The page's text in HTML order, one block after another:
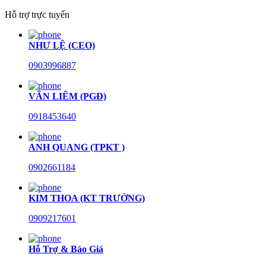
Hỗ trợ trực tuyến
NHƯ LỆ (CEO)
0903996887
VĂN LIÊM (PGĐ)
0918453640
ANH QUANG (TPKT )
0902661184
KIM THOA (KT TRƯỞNG)
0909217601
Hỗ Trợ & Báo Giá